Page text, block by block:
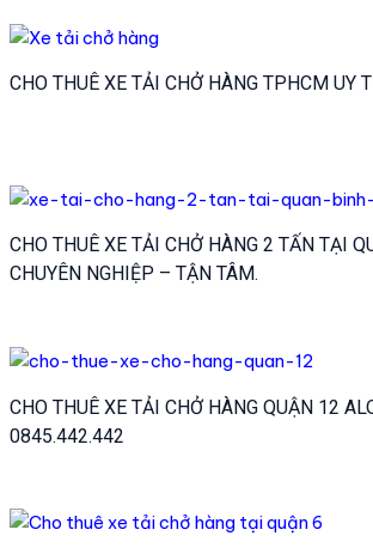
CHO THUÊ XE TẢI CHỞ HÀNG TPHCM UY
CHO THUÊ XE TẢI CHỞ HÀNG 2 TẤN TẠI
CHUYÊN NGHIỆP – TẬN TÂM.
CHO THUÊ XE TẢI CHỞ HÀNG QUẬN 12
0845.442.442